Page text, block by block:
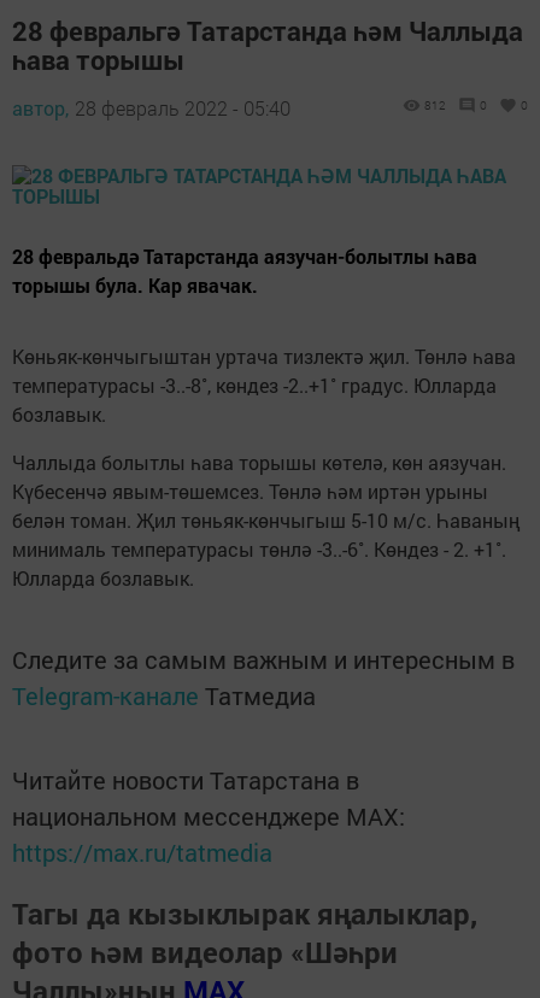
28 февральгә Татарстанда һәм Чаллыда
һава торышы
автор, 28 февраль 2022 - 05:40 812 0 0
28 февральдә Татарстанда аязучан-болытлы һава
торышы була. Кар явачак.
Көньяк-көнчыгыштан уртача тизлектә җил. Төнлә һава
температурасы -3..-8˚, көндез -2..+1˚ градус. Юлларда
бозлавык.
Чаллыда болытлы һава торышы көтелә, көн аязучан.
Күбесенчә явым-төшемсез. Төнлә һәм иртән урыны
белән томан. Җил төньяк-көнчыгыш 5-10 м/с. Һаваның
минималь температурасы төнлә -3..-6˚. Көндез - 2. +1˚.
Юлларда бозлавык.
Следите за самым важным и интересным в
Telegram-канале Татмедиа
Читайте новости Татарстана в
национальном мессенджере MАХ:
https://max.ru/tatmedia
Тагы да кызыклырак яңалыклар,
фото һәм видеолар «Шәһри